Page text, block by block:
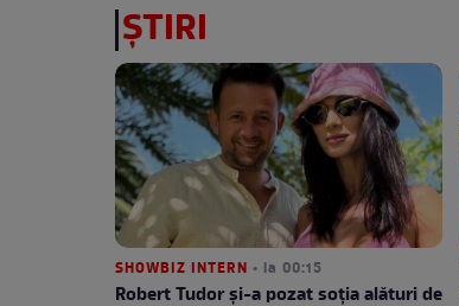
ȘTIRI
SHOWBIZ INTERN • la 00:15
Robert Tudor și-a pozat soția alături de